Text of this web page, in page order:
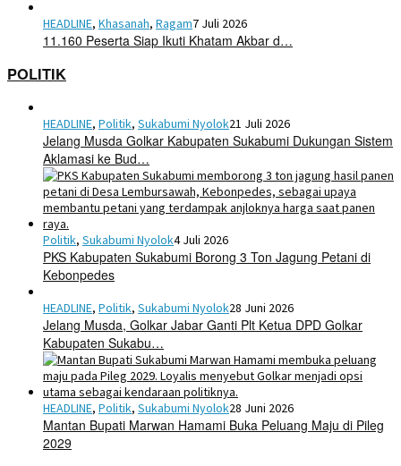
HEADLINE, Khasanah, Ragam7 Juli 2026
11.160 Peserta Siap Ikuti Khatam Akbar d…
POLITIK
HEADLINE, Politik, Sukabumi Nyolok21 Juli 2026
Jelang Musda Golkar Kabupaten Sukabumi Dukungan Sistem
Aklamasi ke Bud…
Politik, Sukabumi Nyolok4 Juli 2026
PKS Kabupaten Sukabumi Borong 3 Ton Jagung Petani di
Kebonpedes
HEADLINE, Politik, Sukabumi Nyolok28 Juni 2026
Jelang Musda, Golkar Jabar Ganti Plt Ketua DPD Golkar
Kabupaten Sukabu…
HEADLINE, Politik, Sukabumi Nyolok28 Juni 2026
Mantan Bupati Marwan Hamami Buka Peluang Maju di Pileg
2029